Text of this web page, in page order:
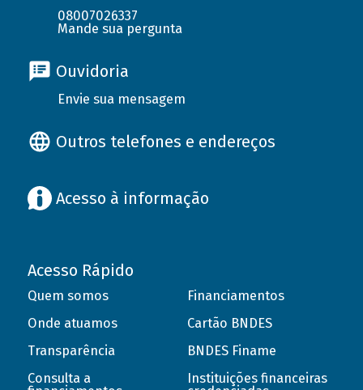
08007026337
Mande sua pergunta
Ouvidoria
Envie sua mensagem
Outros telefones e endereços
Acesso à informação
Acesso Rápido
Quem somos
Onde atuamos
Transparência
Consulta a
Financiamentos
Cartão BNDES
BNDES Finame
Instituições financeiras